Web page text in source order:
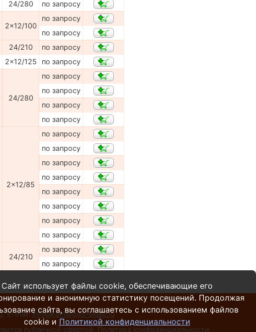
24/280
по запросу
2x12/100
по запросу
по запросу
24/210
по запросу
2x12/125
по запросу
24/280
по запросу
по запросу
по запросу
по запросу
2x12/85
по запросу
по запросу
по запросу
по запросу
по запросу
по запросу
по запросу
по запросу
24/210
по запросу
по запросу
,E-mail:info@kemerovo-sklad.ru
публичной офертой. Политика конфиденциальности
Сайт использует файлы cookie, обеспечивающие его
и анонимную статистику посещений. Продолжая
сайта, вы соглашаетесь с использованием файлов
cookie и Политикой конфиденциальности